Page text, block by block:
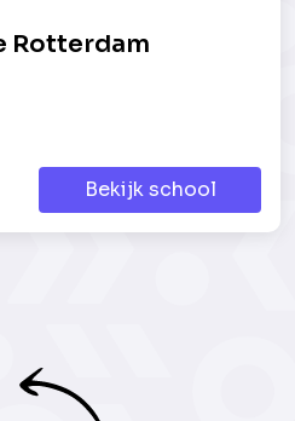
Rotterdam
Bekijk school